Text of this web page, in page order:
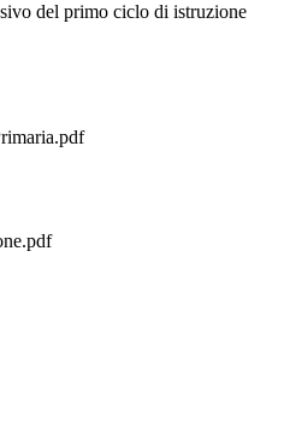
del primo ciclo di istruzione